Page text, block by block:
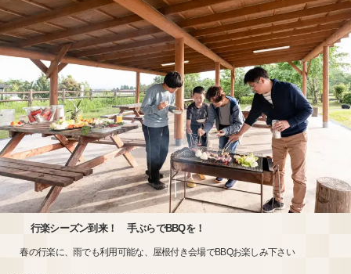
行楽シーズン到来！ 手ぶらでBBQを！
春の行楽に、雨でも利用可能な、屋根付き会場でBBQお楽しみ下さい